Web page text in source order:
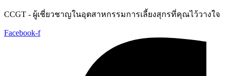
Skip
content
CCGT - ผู้เชี่ยวชาญในอุตสาหกรรมการเลี้ยงสุกรที่คุณไว้วางใจ
Facebook-f